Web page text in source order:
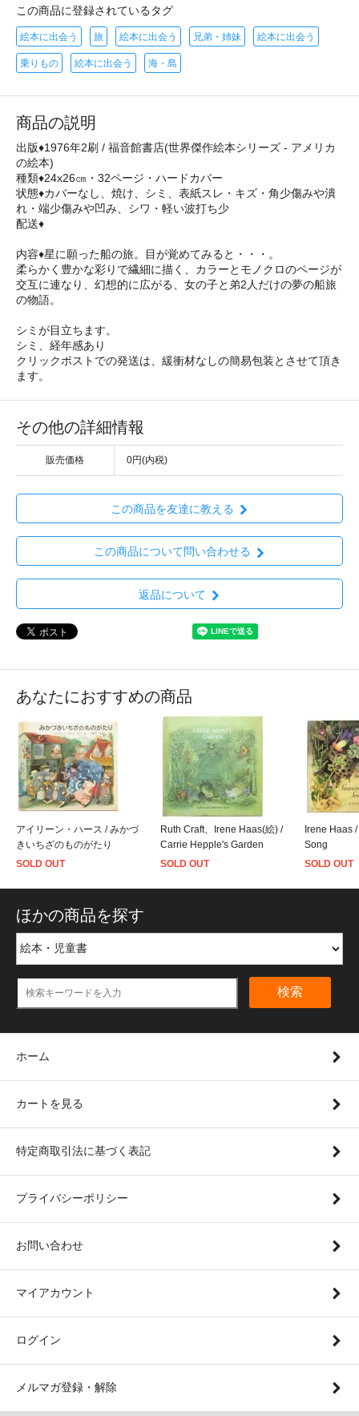
この商品に登録されているタグ
絵本に出会う 旅 絵本に出会う 兄弟・姉妹 絵本に出会う
乗りもの 絵本に出会う 海・島
商品の説明
出版♦1976年2刷 / 福音館書店(世界傑作絵本シリーズ - アメリカ
の絵本)
種類♦24x26㎝・32ページ・ハードカバー
状態♦カバーなし、焼け、シミ、表紙スレ・キズ・角少傷みや潰
れ・端少傷みや凹み、シワ・軽い波打ち少
配送♦
内容♦星に願った船の旅。目が覚めてみると・・・。
柔らかく豊かな彩りで繊細に描く、カラーとモノクロのページが
交互に連なり、幻想的に広がる、女の子と弟2人だけの夢の船旅
の物語。
シミが目立ちます。
シミ、経年感あり
クリックポストでの発送は、緩衝材なしの簡易包装とさせて頂き
ます。
その他の詳細情報
販売価格 0円(内税)
この商品を友達に教える
この商品について問い合わせる
返品について
あなたにおすすめの商品
アイリーン・ハース / みかづ
きいちざのものがたり
SOLD OUT
Ruth Craft、Irene Haas(絵) /
Carrie Hepple's Garden
SOLD OUT
Irene Haas
Song
SOLD OUT
ほかの商品を探す
検索
ホーム
カートを見る
特定商取引法に基づく表記
プライバシーポリシー
お問い合わせ
マイアカウント
ログイン
メルマガ登録・解除